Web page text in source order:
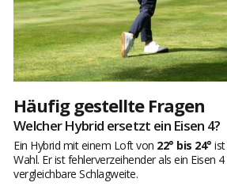
Häufig gestellte Fragen
Welcher Hybrid ersetzt ein Eisen 4?
Ein Hybrid mit einem Loft von 22° bis 24°
Wahl. Er ist fehlerverzeihender als ein Eisen
vergleichbare Schlagweite.